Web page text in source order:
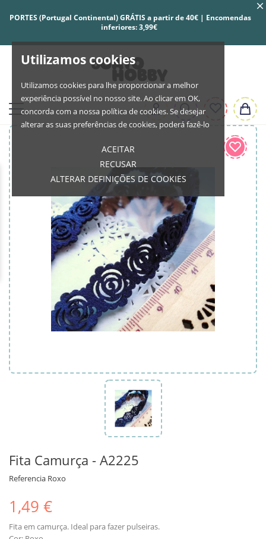
Utilizamos cookies
Utilizamos cookies para lhe proporcionar a melhor
experiência possível no nosso site. Ao clicar em OK,
concorda com a nossa política de cookies. Se desejar
alterar as suas preferências de cookies, poderá fazê-lo
ACEITAR
RECUSAR
ALTERAR DEFINIÇÕES DE COOKIES
PORTES (Portugal Continental) GRÁTIS a partir de 40€ | Encomendas
inferiores: 3,99€
Fita Camurça - A2225
Referencia Roxo
1,49 €
Fita em camurça. Ideal para fazer pulseiras.